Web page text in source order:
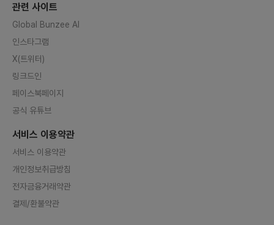
관련 사이트
Global Bunzee AI
인스타그램
X(트위터)
링크드인
페이스북페이지
공식 유튜브
서비스 이용약관
서비스 이용약관
개인정보취급방침
전자금융거래약관
결제/환불약관